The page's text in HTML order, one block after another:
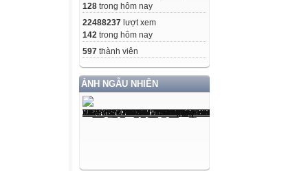
128 trong hôm nay
22488237 lượt xem
142 trong hôm nay
597 thành viên
ẢNH NGẪU NHIÊN